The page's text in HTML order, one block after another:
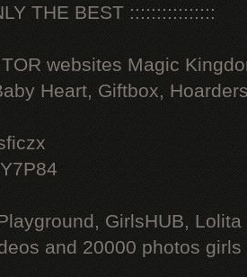
THE BEST ::::::::::::::::
websites Magic
Heart, Giftbox,
GirlsHUB, Lolita
and 20000 photos